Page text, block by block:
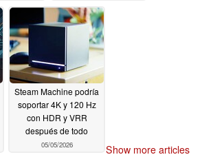
06/2026
"videoconsolas" en
sólo dos días
Steam Machine podría
soportar 4K y 120 Hz
con HDR y VRR
después de todo
05/05/2026 Show more articles